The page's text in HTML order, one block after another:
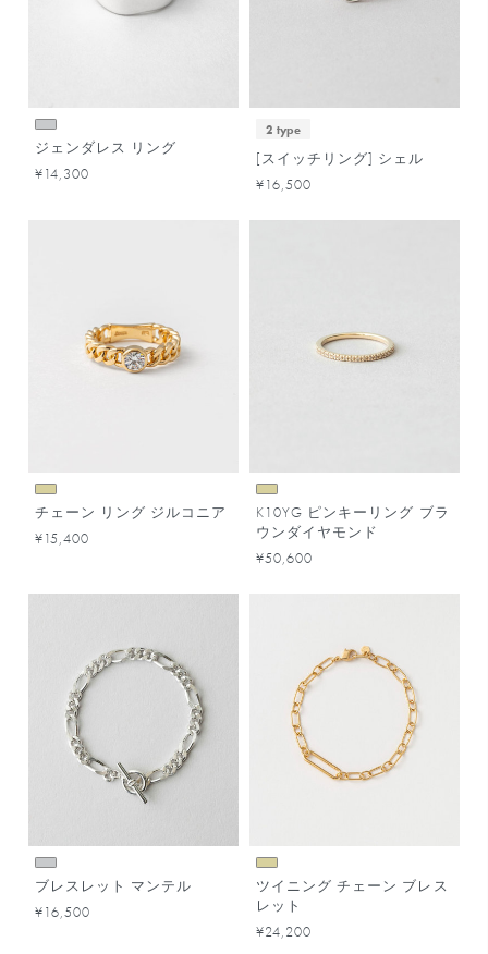
ジェンダレス リング
¥14,300
2 type
[スイッチリング] シェル
¥16,500
チェーン リング ジルコニア
¥15,400
K10YG ピンキーリング ブラ
ウンダイヤモンド
¥50,600
ブレスレット マンテル
¥16,500
ツイニング チェーン ブレス
レット
¥24,200